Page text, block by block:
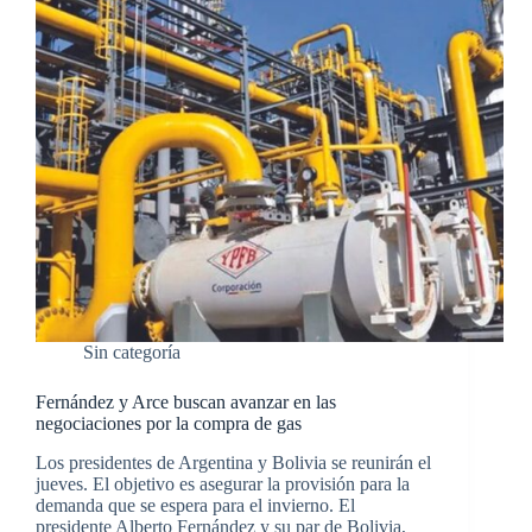
Sin categoría
Fernández y Arce buscan avanzar en las
negociaciones por la compra de gas
Los presidentes de Argentina y Bolivia se reunirán el
jueves. El objetivo es asegurar la provisión para la
demanda que se espera para el invierno. El
presidente Alberto Fernández y su par de Bolivia,